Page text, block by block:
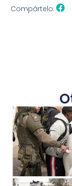
Compártelo: